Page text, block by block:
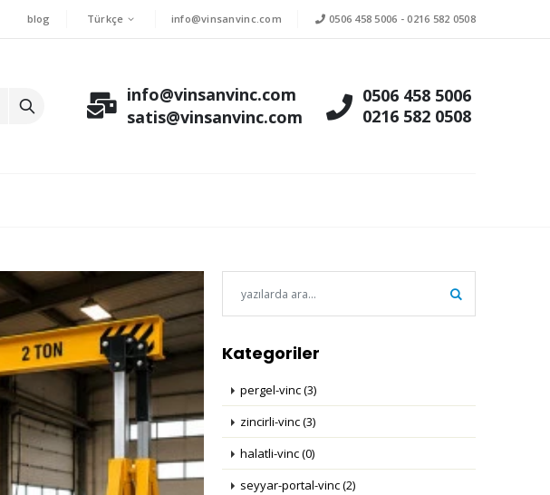
blog Türkçe info@vinsanvinc.com 0506 458 5006 -0216 582 0508
info@vinsanvinc.com
satis@vinsanvinc.com
0506 458 5006
0216 582 0508
Kategoriler
pergel-vinc (3)
zincirli-vinc (3)
halatli-vinc (0)
seyyar-portal-vinc (2)